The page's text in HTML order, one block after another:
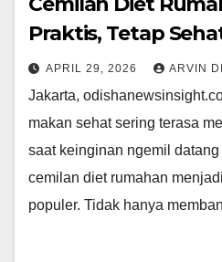
Praktis, Tetap
APRIL 29, 2026 ARVIN
Jakarta,
makan sehat sering terasa
saat keinginan ngemil
cemilan diet rumahan
populer. Tidak hanya